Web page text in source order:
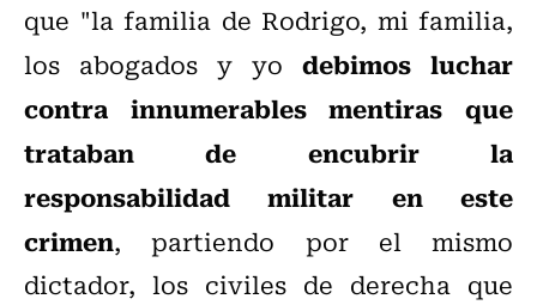
que "la familia de Rodrigo, mi familia,
los abogados y yo debimos luchar
contra innumerables mentiras que
trataban de encubrir la
responsabilidad militar en este
crimen, partiendo por el mismo
dictador, los civiles de derecha que